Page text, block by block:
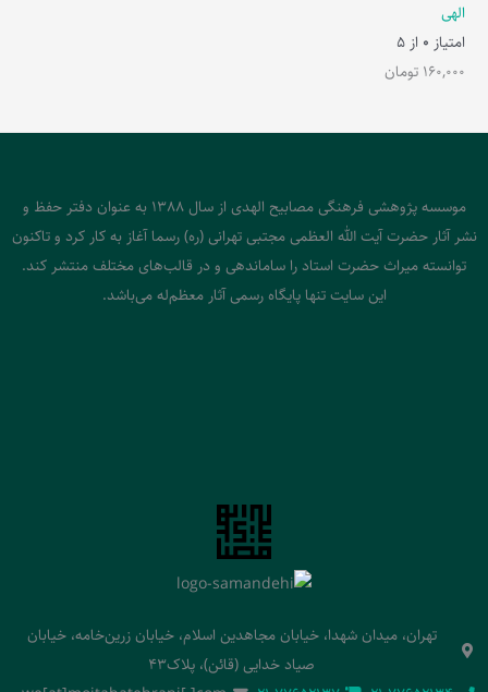
الهی
امتیاز 0 از 5
160,000 تومان
موسسه پژوهشی فرهنگی مصابیح الهدی از سال 1388 به عنوان دفتر حفظ و
نشر آثار حضرت آیت الله العظمی مجتبی تهرانی (ره) رسما آغاز به کار کرد و تاکنون
توانسته میراث حضرت استاد را ساماندهی و در قالب‌های مختلف منتشر کند.
این سایت تنها پایگاه رسمی آثار معظم‌له می‌باشد.
تهران، میدان شهدا، خیابان مجاهدین اسلام، خیابان زرین‌خامه، خیابان
صیاد خدایی (قائن)، پلاک43